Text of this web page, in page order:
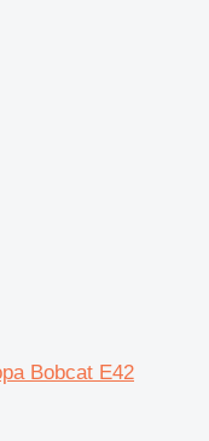
Bobcat E42